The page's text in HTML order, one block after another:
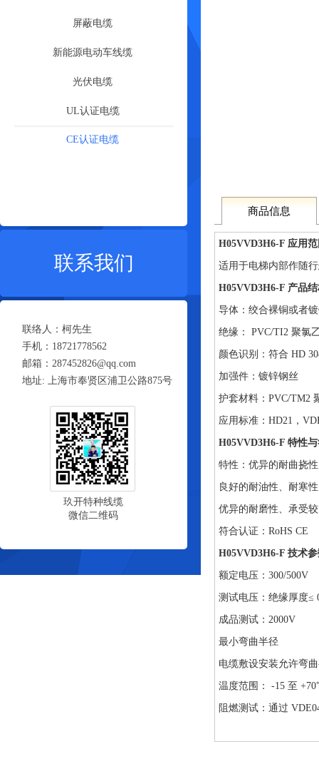
联系我们
联络人：柯先生
手机：18721778562
邮箱：287452826@qq.com
地址: 上海市奉贤区浦卫公路875号
玖开特种线缆
微信二维码
屏蔽电缆
新能源电动车线缆
光伏电缆
UL认证电缆
CE认证电缆
商品信息
H05VVD3H6-F 应用
适用于电梯内部作随
H05VVD3H6-F 产品
导体：绞合裸铜或者
绝缘： PVC/TI2 聚氯
颜色识别：符合 HD
加强件：镀锌钢丝
护套材料：PVC/TM2
应用标准： HD21，
H05VVD3H6-F 特性
特性：优异的耐曲挠
良好的耐油性、耐寒
优异的耐磨性、承受
符合认证：RoHS CE
H05VVD3H6-F 技术
额定电压：300/500V
测试电压：绝缘厚度≤
成品测试：2000V
最小弯曲半径
电缆敷设安装允许弯
温度范围： -15 至
阻燃测试：通过